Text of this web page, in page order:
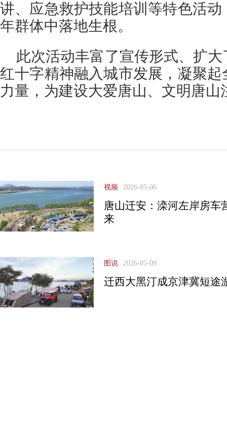
讲、应急救护技能培训等特色活
年群体中落地生根。
此次活动丰富了宣传形式、扩
红十字精神融入城市发展，凝聚
力量，为建设大爱唐山、文明唐山
视频 2026-05-06
唐山迁安：滦河左岸房车
来
图说 2026-05-09
迁西大黑汀成京津冀短途